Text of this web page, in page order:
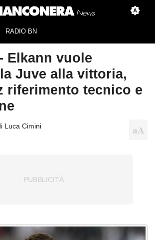
RADIO BN
Elkann vuole
Juve alla vittoria,
riferimento tecnico e
Luca Cimini